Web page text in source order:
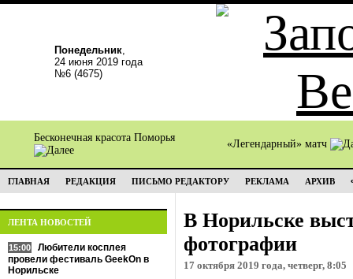
Понедельник,
24 июня 2019 года
№6 (4675)
Бесконечная красота Поморья
«Легендарный» матч
ГЛАВНАЯ РЕДАКЦИЯ ПИСЬМО РЕДАКТОРУ РЕКЛАМА АРХИВ
ЛЕНТА НОВОСТЕЙ
15:00
Любители косплея
провели фестиваль GeekOn в
Норильске
В Норильске
фотографии
17 октября 2019 года, четверг, 8:05